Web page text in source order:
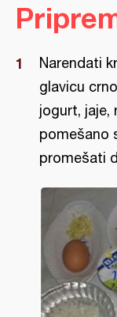
Narendati
glavicu
jogurt, jaje,
pomešano
promešati